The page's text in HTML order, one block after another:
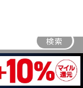
検索